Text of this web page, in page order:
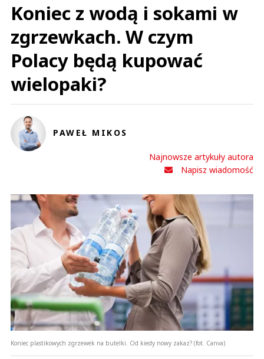
Koniec z wodą i sokami w
zgrzewkach. W czym
Polacy będą kupować
wielopaki?
PAWEŁ MIKOS
Najnowsze artykuły autora
Napisz wiadomość
Koniec plastikowych zgrzewek na butelki. Od kiedy nowy zakaz? (fot. Canva)